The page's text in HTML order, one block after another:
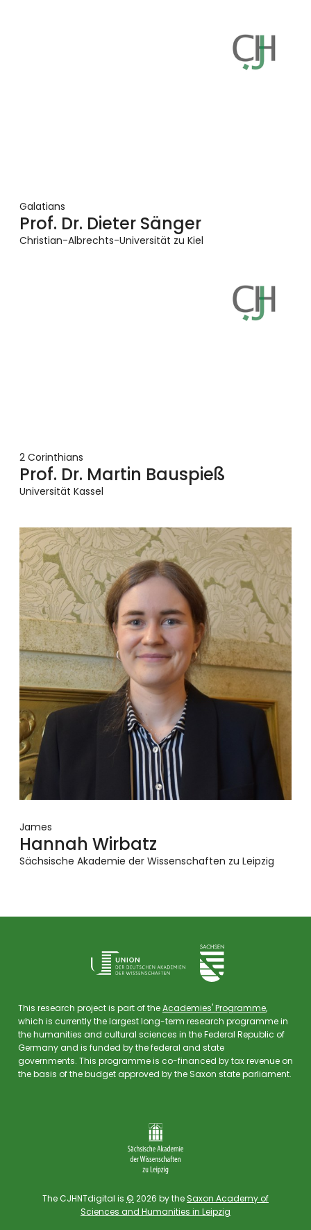
Galatians
Prof. Dr. Dieter Sänger
Christian-Albrechts-Universität zu Kiel
2 Corinthians
Prof. Dr. Martin Bauspieß
Universität Kassel
James
Hannah Wirbatz
Sächsische Akademie der Wissenschaften zu Leipzig
This research project is part of theAcademies' Programme,
which is currently the largest long-term research programme in
the humanities and cultural sciences in the Federal Republic of
Germany and is funded by the federal and state
governments. This programme is co-financed by tax revenue on
the basis of the budget approved by the Saxon state parliament.
The CJHNTdigital is © 2026 by the Saxon Academy of
Sciences and Humanities in Leipzig